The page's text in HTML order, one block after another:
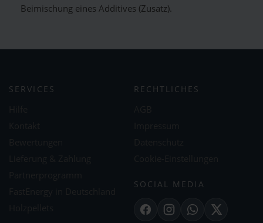
Beimischung eines Additives (Zusatz).
SERVICES RECHTLICHES
SOCIAL MEDIA
FacebookInstagramWhatsApp
X